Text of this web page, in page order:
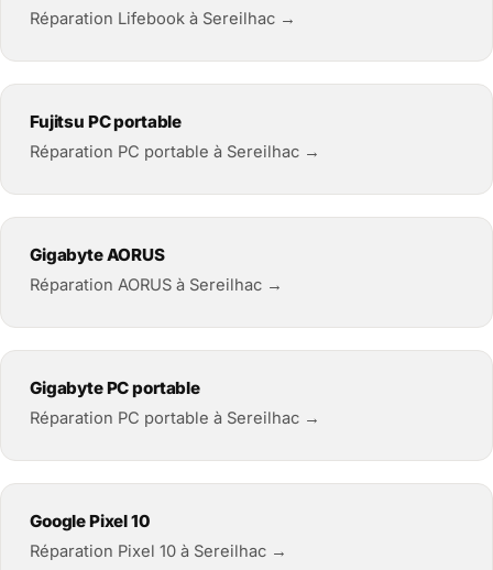
Réparation Lifebook à Sereilhac →
Fujitsu PC portable
Réparation PC portable à Sereilhac →
Gigabyte AORUS
Réparation AORUS à Sereilhac →
Gigabyte PC portable
Réparation PC portable à Sereilhac →
Google Pixel 10
Réparation Pixel 10 à Sereilhac →